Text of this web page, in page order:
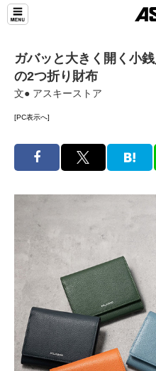
ガバッと大きく開く小
の2つ折り財布
文● アスキーストア
[PC表示へ]